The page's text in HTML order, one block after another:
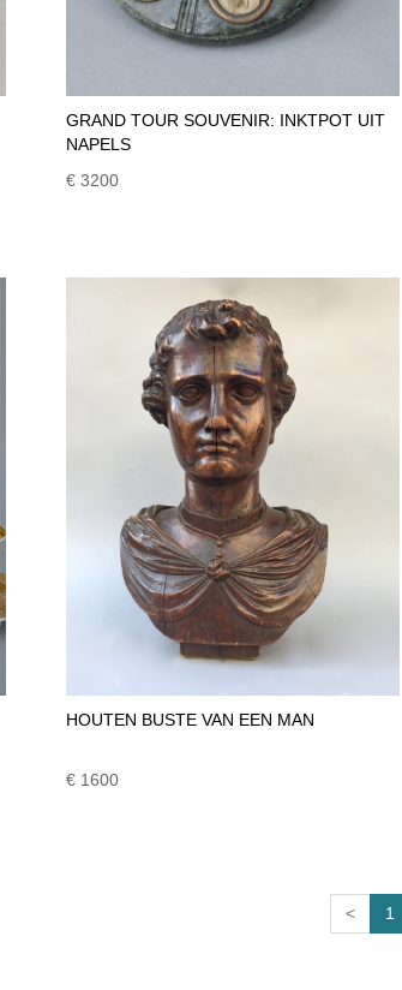
GRAND TOUR SOUVENIR: INKTPOT UIT
NAPELS
€ 3200
HOUTEN BUSTE VAN EEN MAN
€ 1600
< 1